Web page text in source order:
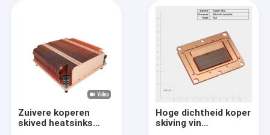
Zuivere koperen
skived heatsinks
Hoge dichtheid koper
skiving vin